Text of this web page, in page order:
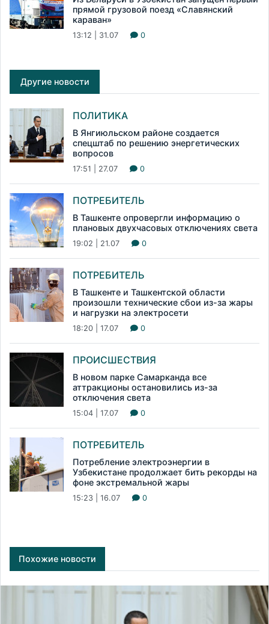
прямой грузовой поезд «Славянский
караван»
13:12 | 31.07 0
Другие новости
ПОЛИТИКА
В Янгиюльском районе создается
спецштаб по решению энергетических
вопросов
17:51 | 27.07 0
ПОТРЕБИТЕЛЬ
В Ташкенте опровергли информацию о
плановых двухчасовых отключениях света
19:02 | 21.07 0
ПОТРЕБИТЕЛЬ
В Ташкенте и Ташкентской области
произошли технические сбои из-за жары
и нагрузки на электросети
18:20 | 17.07 0
ПРОИСШЕСТВИЯ
В новом парке Самарканда все
аттракционы остановились из-за
отключения света
15:04 | 17.07 0
ПОТРЕБИТЕЛЬ
Потребление электроэнергии в
Узбекистане продолжает бить рекорды на
фоне экстремальной жары
15:23 | 16.07 0
Похожие новости